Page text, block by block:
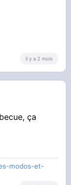
il y a 2 mois
ça
modos-et-